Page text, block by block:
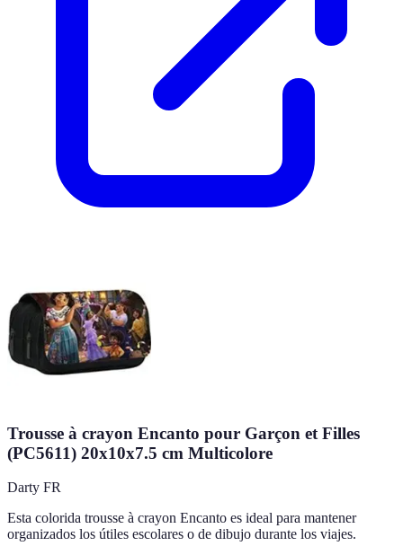
Trousse à crayon Encanto pour Garçon et Filles
(PC5611) 20x10x7.5 cm Multicolore
Darty FR
Esta colorida trousse à crayon Encanto es ideal para mantener
organizados los útiles escolares o de dibujo durante los viajes.